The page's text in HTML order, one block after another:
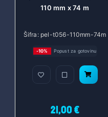
110 mm x 74 m
Šifra: pel-t056-110mm-74m
-10% Popust za gotovinu
21,00 €